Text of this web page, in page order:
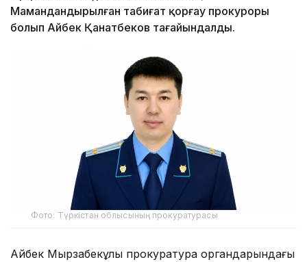
Мамандандырылған табиғат қорғау прокуроры
болып Айбек Қанатбеков тағайындалды.
Фото: Түркістан облысының прокуратурасы
Айбек Мырзабекұлы прокуратура органдарындағы